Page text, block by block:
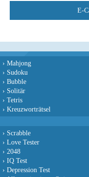
› Mahjong
› Sudoku
› Bubble
› Solitär
› Tetris
› Kreuzworträtsel
› Scrabble
› Love Tester
› 2048
› IQ Test
› Depression Test